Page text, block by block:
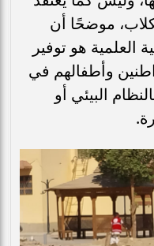
موضحًا أن
العلمية هو توفير
وأطفالهم في
البيئي أو